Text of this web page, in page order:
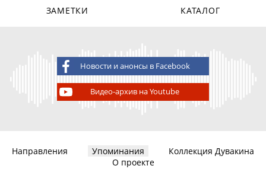
ЗАМЕТКИ
КАТАЛОГ
Новости и анонсы в Facebook
Видео-архив на Youtube
Направления Упоминания
Коллекция Дувакина
О проекте